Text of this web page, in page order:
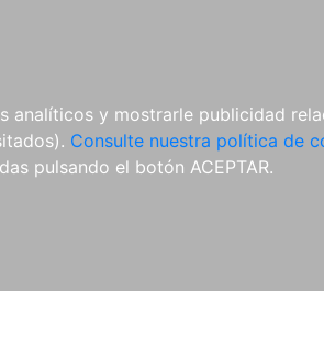
y mostrarle publicidad
Consulte nuestra política de
pulsando el botón ACEPTAR.